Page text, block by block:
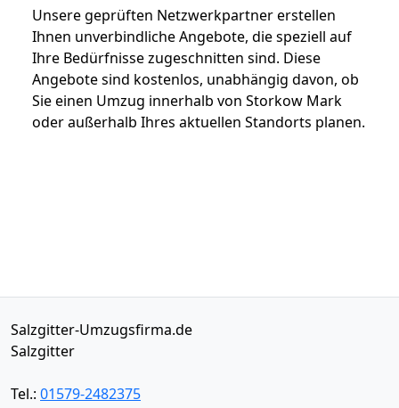
Unsere geprüften Netzwerkpartner erstellen
Ihnen unverbindliche Angebote, die speziell auf
Ihre Bedürfnisse zugeschnitten sind. Diese
Angebote sind kostenlos, unabhängig davon, ob
Sie einen Umzug innerhalb von Storkow Mark
oder außerhalb Ihres aktuellen Standorts planen.
Salzgitter-Umzugsfirma.de
Salzgitter
Tel.: 01579-2482375